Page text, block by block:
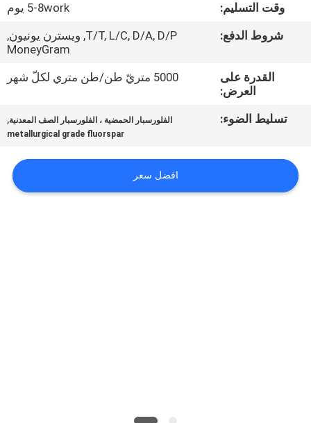
اتصل
أخبار
القضايا
اطلب
اقتباس
وقت التسليم:
5-8work يوم
شروط الدفع:
T/T, L/C, D/A, D/P, ويسترن يونيون,
MoneyGram
القدرة على
العرض:
5000 متريّ طن/طن متري لكلّ شهر
تسليط الضوء: الفلورسبار الحمضية ، الفلورسبار الصف المعدنية,
metallurgical grade fluorspar
افضل سعر